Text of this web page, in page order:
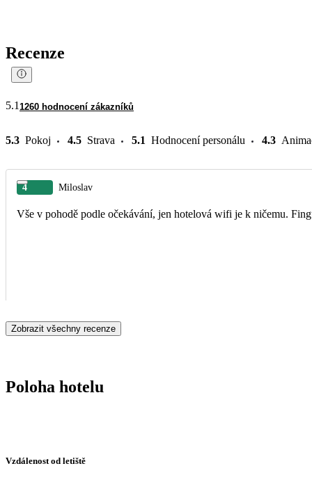
Recenze
5.1 1260 hodnocení zákazníků
5.3 Pokoj 4.5 Strava 5.1 Hodnocení personálu 4.3
4 Miloslav
Vše v pohodě podle očekávání, jen hotelová wifi je k ničemu.
Zobrazit všechny recenze
Poloha hotelu
Vzdálenost od letiště